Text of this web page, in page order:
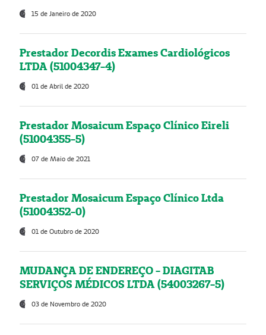
15 de Janeiro de 2020
Prestador Decordis Exames Cardiológicos
LTDA (51004347-4)
01 de Abril de 2020
Prestador Mosaicum Espaço Clínico Eireli
(51004355-5)
07 de Maio de 2021
Prestador Mosaicum Espaço Clínico Ltda
(51004352-0)
01 de Outubro de 2020
MUDANÇA DE ENDEREÇO - DIAGITAB
SERVIÇOS MÉDICOS LTDA (54003267-5)
03 de Novembro de 2020